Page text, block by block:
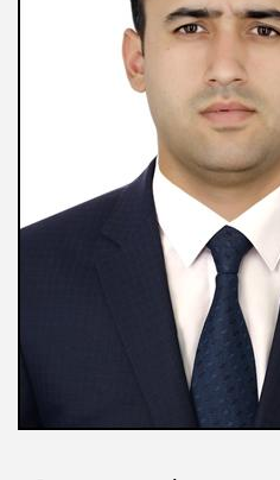
Competency
Biography
Press Center
PRESIDENT OF THE
Struture of the Institute
Directors and Staff
History of Directors